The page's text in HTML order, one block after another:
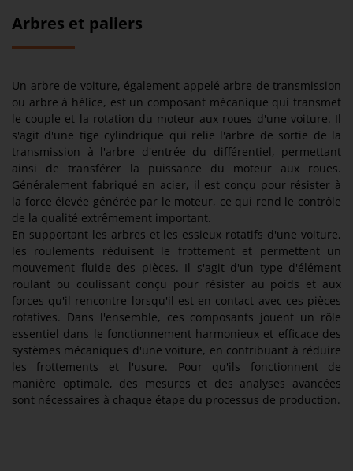
Arbres et paliers
Un arbre de voiture, également appelé arbre de transmission
ou arbre à hélice, est un composant mécanique qui transmet
le couple et la rotation du moteur aux roues d'une voiture. Il
s'agit d'une tige cylindrique qui relie l'arbre de sortie de la
transmission à l'arbre d'entrée du différentiel, permettant
ainsi de transférer la puissance du moteur aux roues.
Généralement fabriqué en acier, il est conçu pour résister à
la force élevée générée par le moteur, ce qui rend le contrôle
de la qualité extrêmement important.
En supportant les arbres et les essieux rotatifs d'une voiture,
les roulements réduisent le frottement et permettent un
mouvement fluide des pièces. Il s'agit d'un type d'élément
roulant ou coulissant conçu pour résister au poids et aux
forces qu'il rencontre lorsqu'il est en contact avec ces pièces
rotatives. Dans l'ensemble, ces composants jouent un rôle
essentiel dans le fonctionnement harmonieux et efficace des
systèmes mécaniques d'une voiture, en contribuant à réduire
les frottements et l'usure. Pour qu'ils fonctionnent de
manière optimale, des mesures et des analyses avancées
sont nécessaires à chaque étape du processus de production.